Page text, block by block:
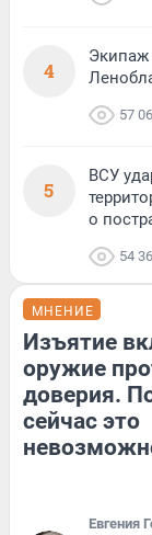
4
Экипаж
57
5
ВСУ
о
54
МНЕНИЕ
Изъятие
оружие
доверия.
сейчас это
Евгения